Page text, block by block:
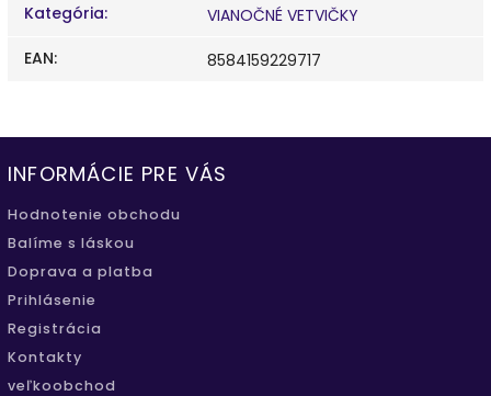
Kategória:
VIANOČNÉ VETVIČKY
EAN: 8584159229717
INFORMÁCIE PRE VÁS
Hodnotenie obchodu
Balíme s láskou
Doprava a platba
Prihlásenie
Registrácia
Kontakty
veľkoobchod